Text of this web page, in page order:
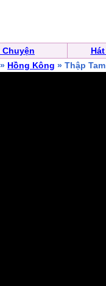
Chuyện
» Hồng Kông » Thập